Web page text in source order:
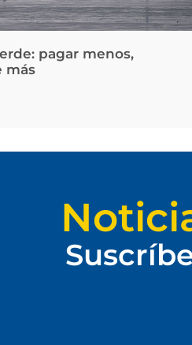
pagar menos,
más